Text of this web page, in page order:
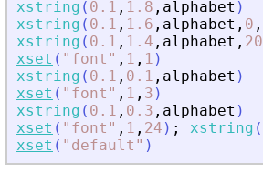
xstring ( 0.1 , 1.8 , alphabet )
xstring ( 0.1 , 1.6 , alphabet , 0 ,
xstring ( 0.1 , 1.4 , alphabet , 20
xset ( " font " , 1 , 1 )
xstring ( 0.1 , 0.1 , alphabet )
xset ( " font " , 1 , 3 )
xstring ( 0.1 , 0.3 , alphabet )
xset ( " font " , 1 , 24 ) ; xstring (
xset ( " default " )